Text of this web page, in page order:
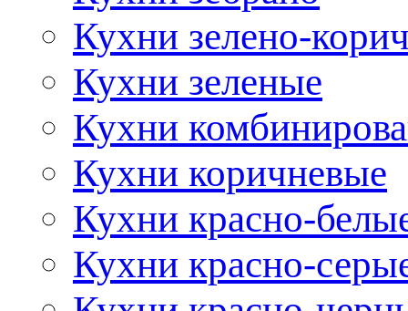
Кухни зелено-
Кухни зеленые
Кухни
Кухни коричневые
Кухни красно-
Кухни красно-